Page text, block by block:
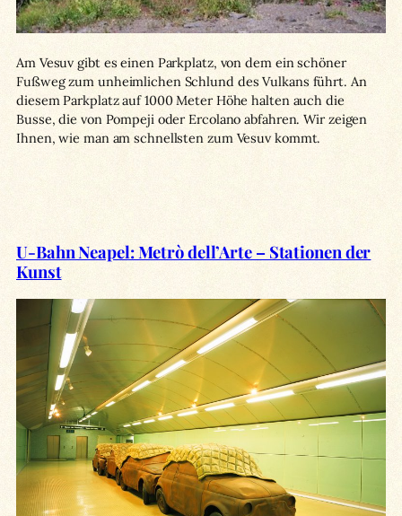
Am Vesuv gibt es einen Parkplatz, von dem ein schöner
Fußweg zum unheimlichen Schlund des Vulkans führt. An
diesem Parkplatz auf 1000 Meter Höhe halten auch die
Busse, die von Pompeji oder Ercolano abfahren. Wir zeigen
Ihnen, wie man am schnellsten zum Vesuv kommt.
U-Bahn Neapel: Metrò dell’Arte – Stationen der
Kunst